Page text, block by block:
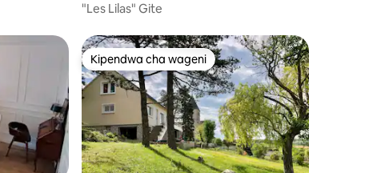
"Les Lilas" Gite
Kipendwa cha wageni
Kipendwa cha wageni